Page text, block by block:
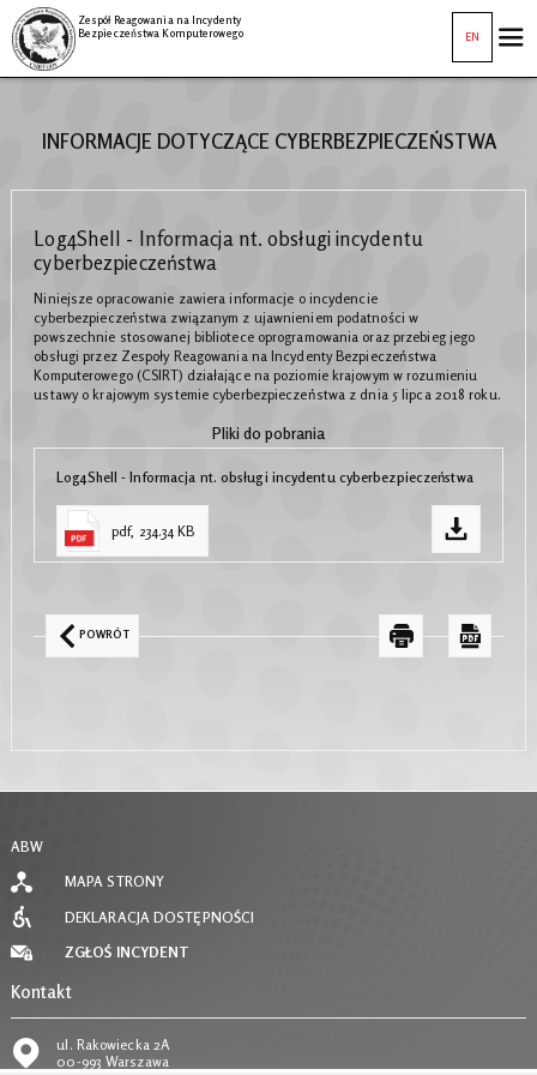
Zespół Reagowania na Incydenty
Bezpieczeństwa Komputerowego
EN
INFORMACJE DOTYCZĄCE CYBERBEZPIECZEŃSTWA
Log4Shell - Informacja nt. obsługi incydentu
cyberbezpieczeństwa
Niniejsze opracowanie zawiera informacje o incydencie
cyberbezpieczeństwa związanym z ujawnieniem podatności w
powszechnie stosowanej bibliotece oprogramowania oraz przebieg jego
obsługi przez Zespoły Reagowania na Incydenty Bezpieczeństwa
Komputerowego (CSIRT) działające na poziomie krajowym w rozumieniu
ustawy o krajowym systemie cyberbezpieczeństwa z dnia 5 lipca 2018 roku.
Pliki do pobrania
Log4Shell - Informacja nt. obsługi incydentu cyberbezpieczeństwa
pdf, 234.34 KB
POWRÓT
ABW
MAPA STRONY
DEKLARACJA DOSTĘPNOŚCI
ZGŁOŚ INCYDENT
Kontakt
ul. Rakowiecka 2A
00-993 Warszawa